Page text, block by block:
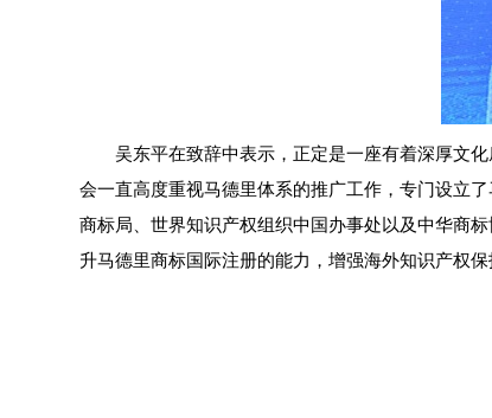
吴东平在致辞中表示，正定是一座有着深厚文
会一直高度重视马德里体系的推广工作，专门设立
商标局、世界知识产权组织中国办事处以及中华商
升马德里商标国际注册的能力，增强海外知识产权保